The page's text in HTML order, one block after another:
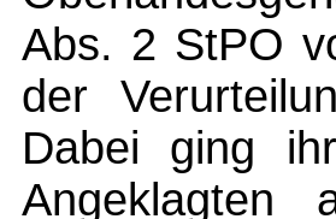
Abs. 2 StPO
der
Dabei ging
Angeklagten